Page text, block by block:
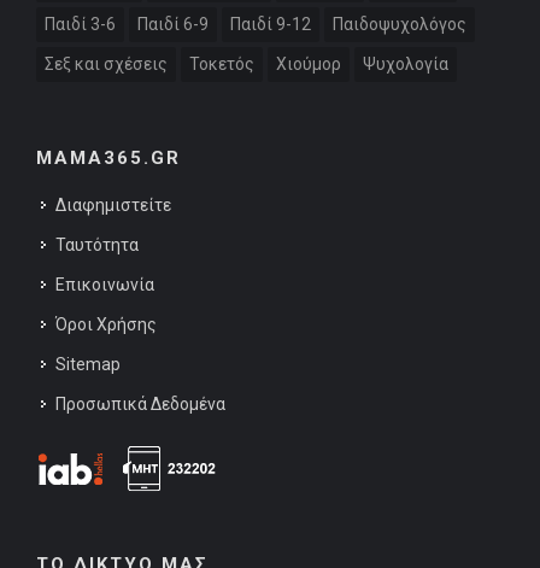
Παιδί 3-6 Παιδί 6-9 Παιδί 9-12 Παιδοψυχολόγος
Σεξ και σχέσεις Τοκετός Χιούμορ Ψυχολογία
MAMA365.GR
Διαφημιστείτε
Ταυτότητα
Επικοινωνία
Όροι Χρήσης
Sitemap
Προσωπικά Δεδομένα